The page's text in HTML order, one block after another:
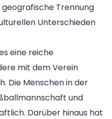
geografische Trennung
Unterschieden
eine reiche
mit dem Verein
Die Menschen in der
und
Darüber hinaus hat